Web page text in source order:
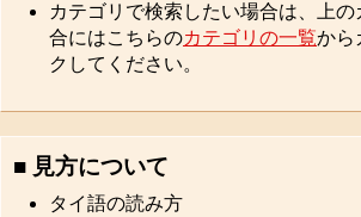
カテゴリで検索したい場合は、上
合にはこちらのカテゴリの一覧から
クしてください。
■ 見方について
タイ語の読み方